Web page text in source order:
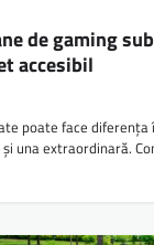
de gaming
accesibil
poate face
una extraordinară.